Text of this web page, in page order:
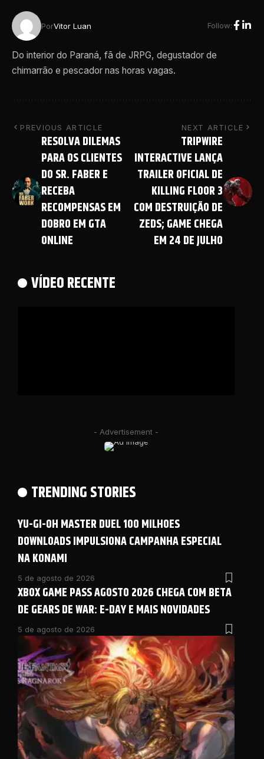
PorVitor Luan Follow:
Do interior do Paraná, fã de JRPG, degustador de
chimarrão e pescador nas horas vagas.
PREVIOUS ARTICLE
RESOLVA DILEMAS
PARA OS CLIENTES
DO SR. FABER E
RECEBA
RECOMPENSAS EM
DOBRO EM GTA
ONLINE
NEXT ARTICLE
TRIPWIRE
INTERACTIVE LANÇA
TRAILER OFICIAL DE
KILLING FLOOR 3
COM DESTRUIÇÃO DE
ZEDS; GAME CHEGA
EM 24 DE JULHO
VÍDEO RECENTE
- Advertisement -
TRENDING STORIES
YU-GI-OH MASTER DUEL 100 MILHOES
DOWNLOADS IMPULSIONA CAMPANHA ESPECIAL
NA KONAMI
5 de agosto de 2026
XBOX GAME PASS AGOSTO 2026 CHEGA COM BETA
DE GEARS DE WAR: E-DAY E MAIS NOVIDADES
5 de agosto de 2026